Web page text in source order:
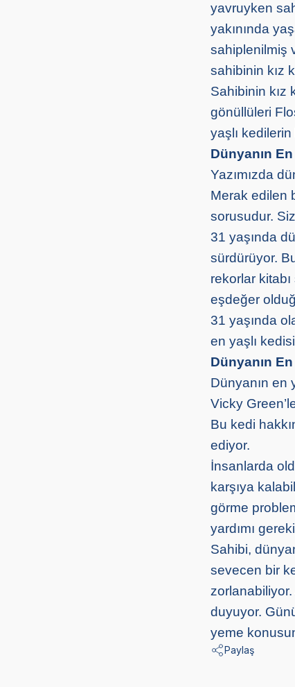
yavruyken
yakınında
sahiplenilmiş
sahibinin kız
Sahibinin kız
gönüllüleri
yaşlı
Dünyanın
Yazımızda
Merak edilen
sorusudur.
31 yaşında
sürdürüyor.
rekorlar
eşdeğer
31 yaşında
en yaşlı
Dünyanın
Dünyanın en
Vicky
Bu kedi
ediyor.
İnsanlarda
karşıya
görme
yardımı
Sahibi,
sevecen bir
duyuyor.
yeme
Paylaş